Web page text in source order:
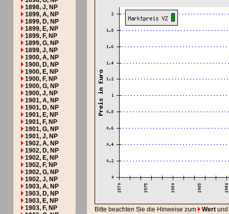
1898, J, NP
1899, A, NP
1899, D, NP
1899, E, NP
1899, F, NP
1899, G, NP
1899, J, NP
1900, A, NP
1900, D, NP
1900, E, NP
1900, F, NP
1900, G, NP
1900, J, NP
1901, A, NP
1901, D, NP
1901, E, NP
1901, F, NP
1901, G, NP
1901, J, NP
1902, A, NP
1902, D, NP
1902, E, NP
1902, F, NP
1902, G, NP
1902, J, NP
1903, A, NP
1903, D, NP
1903, E, NP
1903, F, NP
Bitte beachten Sie die Hinweise zum Wert